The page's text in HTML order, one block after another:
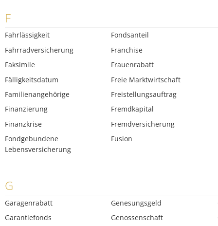
F
Fahrlässigkeit
Fahrradversicherung
Faksimile
Fälligkeitsdatum
Familienangehörige
Finanzierung
Finanzkrise
Fondgebundene
Lebensversicherung
Fondsanteil
Franchise
Frauenrabatt
Freie Marktwirtschaft
Freistellungsauftrag
Fremdkapital
Fremdversicherung
Fusion
G
Garagenrabatt
Garantiefonds
Genesungsgeld
Genossenschaft